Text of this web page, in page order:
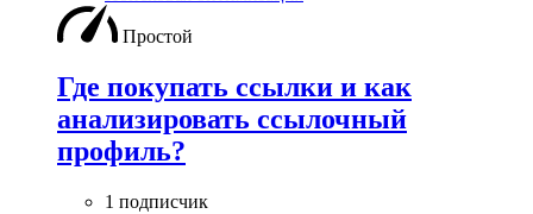
Простой
Где покупать ссылки и как
анализировать ссылочный
профиль?
1 подписчик